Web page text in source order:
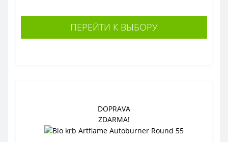
ПЕРЕЙТИ К ВЫБОРУ
DOPRAVA
ZDARMA!